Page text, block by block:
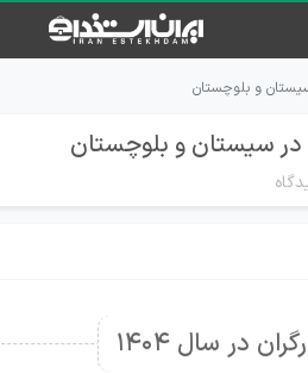
و بلوچستان
در سیستان و بلوچستان
در سال 1404